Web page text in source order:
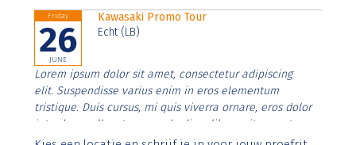
Friday
26
JUNE
Kawasaki Promo Tour
Echt (LB)
Lorem ipsum dolor sit amet, consectetur adipiscing
elit. Suspendisse varius enim in eros elementum
tristique. Duis cursus, mi quis viverra ornare, eros dolor
interdum nulla, ut commodo diam libero vitae erat.
Aenean faucibus nibh et justo cursus id rutrum lorem